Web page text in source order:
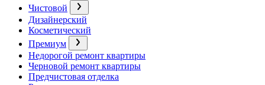
Чистовой
Дизайнерский
Косметический
Премиум
Недорогой ремонт квартиры
Черновой ремонт квартиры
Предчистовая отделка